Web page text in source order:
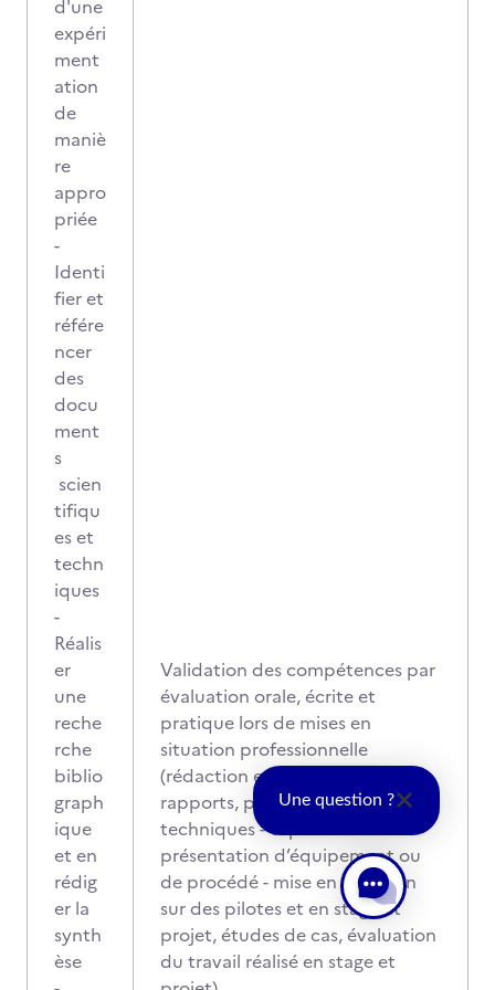
d'une
expéri
ment
ation
de
maniè
re
appro
priée
-
Identi
fier et
référe
ncer
des
docu
ment
s
scien
tifiqu
es et
techn
iques
-
Réalis
er
une
reche
rche
biblio
graph
ique
et en
rédig
er la
synth
èse
Validation des compétences par
évaluation orale, écrite et
pratique lors de mises en
situation professionnelle
(rédaction et réalisation de
rapports, plans, schémas, études
techniques - exposé oral de
présentation d’équipement ou
de procédé - mise en situation
sur des pilotes et en stage et
projet, études de cas, évaluation
du travail réalisé en stage et
Une question ?